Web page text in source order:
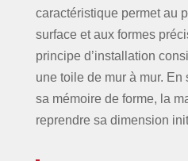
caractéristique permet au
surface et aux formes
principe d’installation
une toile de mur à mur.
sa mémoire de forme, la
reprendre sa dimension